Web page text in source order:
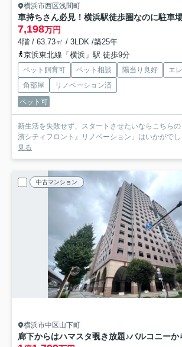
横浜市西区浅間町
7,198万円
4階 / 63.73㎡ / 3LDK /築25年
京浜東北線「横浜」駅 徒歩9分
ペット飼育可 ペット相談 陽当り良好
エ
角部屋
リノベーション済
ペット可
新生活を失敗せず、スタートさせたいならこちら
濱シティフロント』リノベーション」はいかがで
見る
中古マンション
横浜市中区山下町